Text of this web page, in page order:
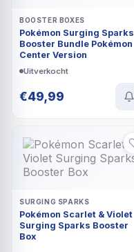
BOOSTER BOXES
Pokémon Surging Sparks
Booster Bundle Pokémon
Center Version
Uitverkocht
€49,99
UITVERKOCHT
SURGING SPARKS
Pokémon Scarlet & Violet
Surging Sparks Booster
Box